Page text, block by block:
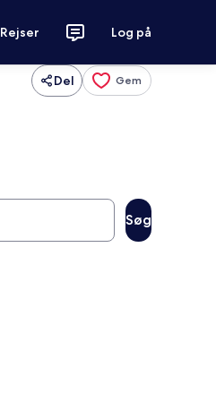
Rejser Log på
Del Gem
Søg